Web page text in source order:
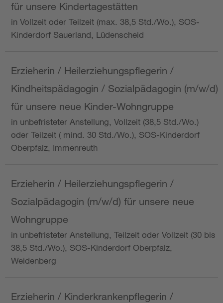
für unsere Kindertagestätten
in Vollzeit oder Teilzeit (max. 38,5 Std./Wo.), SOS-
Kinderdorf Sauerland, Lüdenscheid
Erzieherin / Heilerziehungspflegerin /
Kindheitspädagogin / Sozialpädagogin (m/w/d)
für unsere neue Kinder-Wohngruppe
in unbefristeter Anstellung, Vollzeit (38,5 Std./Wo.)
oder Teilzeit ( mind. 30 Std./Wo.), SOS-Kinderdorf
Oberpfalz, Immenreuth
Erzieherin / Heilerziehungspflegerin /
Sozialpädagogin (m/w/d) für unsere neue
Wohngruppe
in unbefristeter Anstellung, Teilzeit oder Vollzeit (30 bis
38,5 Std./Wo.), SOS-Kinderdorf Oberpfalz,
Weidenberg
Erzieherin / Kinderkrankenpflegerin /